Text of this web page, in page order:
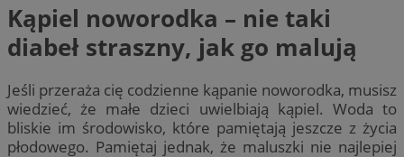
Kąpiel noworodka – nie taki
diabeł straszny, jak go malują
Jeśli przeraża cię codzienne kąpanie noworodka, musisz
wiedzieć, że małe dzieci uwielbiają kąpiel. Woda to
bliskie im środowisko, które pamiętają jeszcze z życia
płodowego. Pamiętaj jednak, że maluszki nie najlepiej